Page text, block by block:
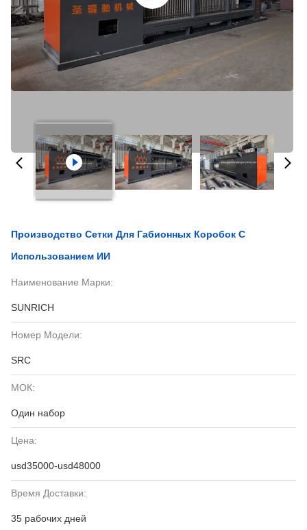
Производство Сетки Для Габионных Коробок С
Использованием ИИ
Наименование Марки:
SUNRICH
Номер Модели:
SRC
МОК:
Один набор
Цена:
usd35000-usd48000
Время Доставки:
35 рабочих дней